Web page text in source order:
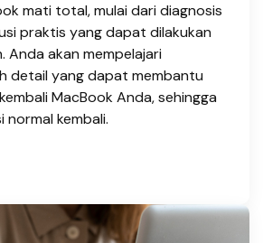
mati total, mulai dari diagnosis
praktis yang dapat dilakukan
Anda akan mempelajari
detail yang dapat membantu
MacBook Anda, sehingga
kembali.